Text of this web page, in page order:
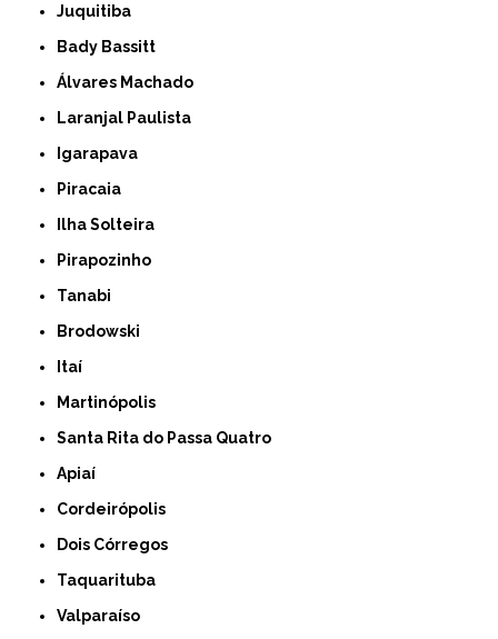
Juquitiba
Bady Bassitt
Álvares Machado
Laranjal Paulista
Igarapava
Piracaia
Ilha Solteira
Pirapozinho
Tanabi
Brodowski
Itaí
Martinópolis
Santa Rita do Passa Quatro
Apiaí
Cordeirópolis
Dois Córregos
Taquarituba
Valparaíso